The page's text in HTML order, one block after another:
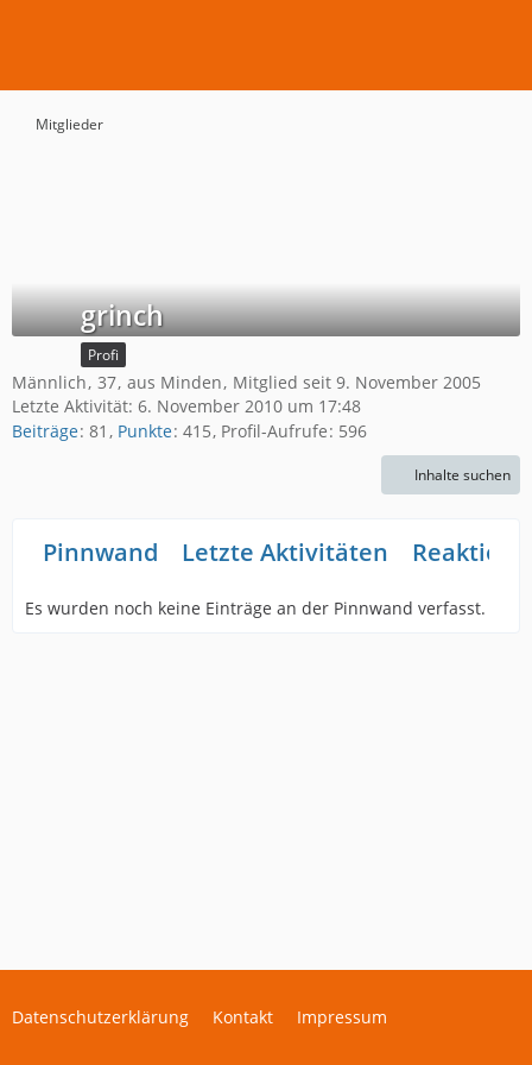
Mitglieder
grinch
Profi
Männlich 37 aus Minden Mitglied seit 9. November 2005
Letzte Aktivität: 6. November 2010 um 17:48
Beiträge 81 Punkte 415 Profil-Aufrufe 596
Inhalte suchen
Pinnwand Letzte Aktivitäten
Es wurden noch keine Einträge an der Pinnwand verfasst.
Datenschutzerklärung Kontakt Impressum